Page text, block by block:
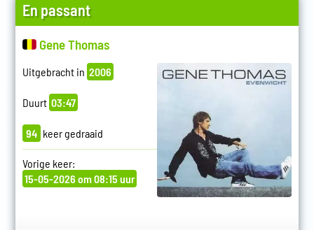
En passant
Gene Thomas
Uitgebracht in 2006
Duurt 03:47
94 keer gedraaid
Vorige keer:
15-05-2026 om 08:15 uur